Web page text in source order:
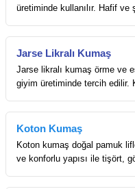
üretiminde kullanılır. Hafif ve
Jarse Likralı Kumaş
Jarse likralı kumaş örme ve
giyim üretiminde tercih edilir.
Koton Kumaş
Koton kumaş doğal pamuk
ve konforlu yapısı ile tişört,